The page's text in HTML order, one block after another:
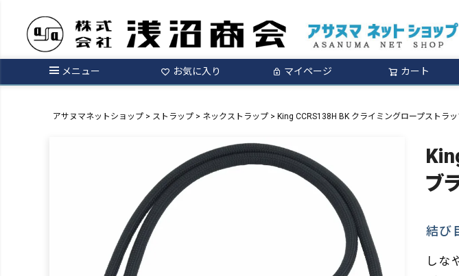
メニュー お気に入り マイページ カート
アサヌマネットショップ ストラップ ネックストラップ King CCRS138H BK クライミングロープストラ
ブ
結び
しな